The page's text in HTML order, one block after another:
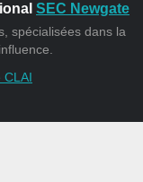
SEC Newgate
spécialisées dans la
CLAI